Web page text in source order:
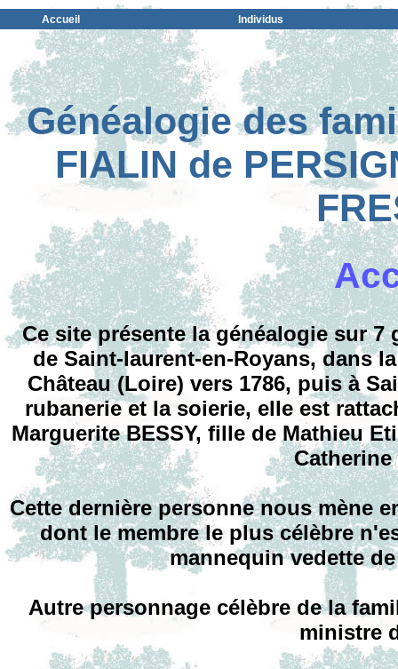
Accueil Individus
Généalogie des
FIALIN de
Ce site présente la généalogie sur
de Saint-laurent-en-Royans, dans
Château (Loire) vers 1786, puis à
rubanerie et la soierie, elle est
Marguerite BESSY, fille de Mathieu
Catherine
Cette dernière personne nous mène
dont le membre le plus célèbre
mannequin vedette
Autre personnage célèbre de la
ministre